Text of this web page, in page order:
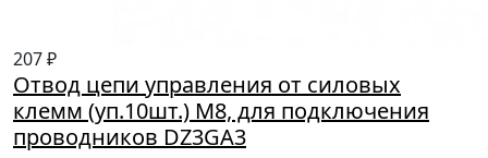
207 ₽
Отвод цепи управления от силовых
клемм (уп.10шт.) М8, для подключения
проводников DZ3GA3